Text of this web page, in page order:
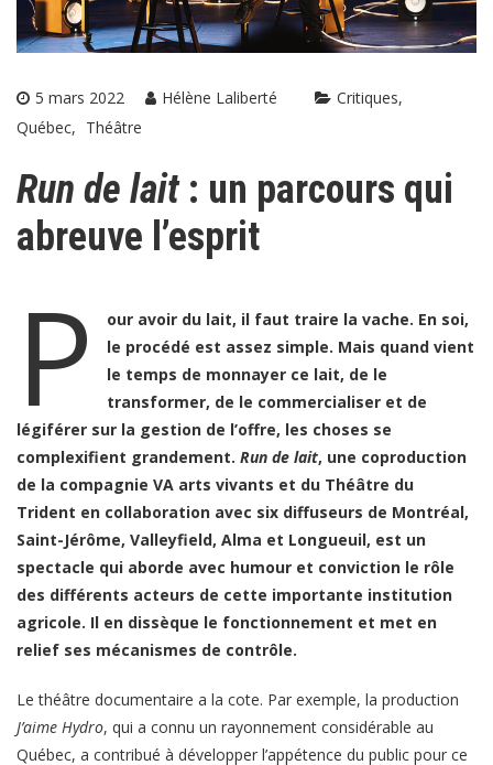
5 mars 2022 Hélène Laliberté
Critiques
Québec
Théâtre
Run de lait: un parcours qui
abreuve l’esprit
P
our avoir du lait, il faut traire la vache. En soi,
le procédé est assez simple. Mais quand vient
le temps de monnayer ce lait, de le
transformer, de le commercialiser et de
légiférer sur la gestion de l’offre, les choses se
complexifient grandement. Run de lait, une coproduction
de la compagnie VA arts vivants et du Théâtre du
Trident en collaboration avec six diffuseurs de Montréal,
Saint-Jérôme, Valleyfield, Alma et Longueuil, est un
spectacle qui aborde avec humour et conviction le rôle
des différents acteurs de cette importante institution
agricole. Il en dissèque le fonctionnement et met en
relief ses mécanismes de contrôle.
Le théâtre documentaire a la cote. Par exemple, la production
J’aime Hydro, qui a connu un rayonnement considérable au
Québec, a contribué à développer l’appétence du public pour ce